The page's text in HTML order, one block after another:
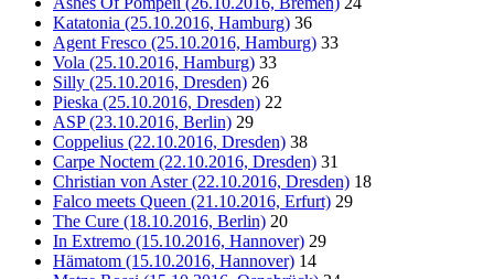
Katatonia (25.10.2016, Hamburg) 36
Agent Fresco (25.10.2016, Hamburg) 33
Vola (25.10.2016, Hamburg) 33
Silly (25.10.2016, Dresden) 26
Pieska (25.10.2016, Dresden) 22
ASP (23.10.2016, Berlin) 29
Coppelius (22.10.2016, Dresden) 38
Carpe Noctem (22.10.2016, Dresden) 31
Christian von Aster (22.10.2016, Dresden) 18
Falco meets Queen (21.10.2016, Erfurt) 29
The Cure (18.10.2016, Berlin) 20
In Extremo (15.10.2016, Hannover) 29
Hämatom (15.10.2016, Hannover) 14